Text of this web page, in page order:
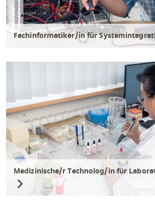
Fachinformatiker/in für
Medizinische/r Technolog/in für